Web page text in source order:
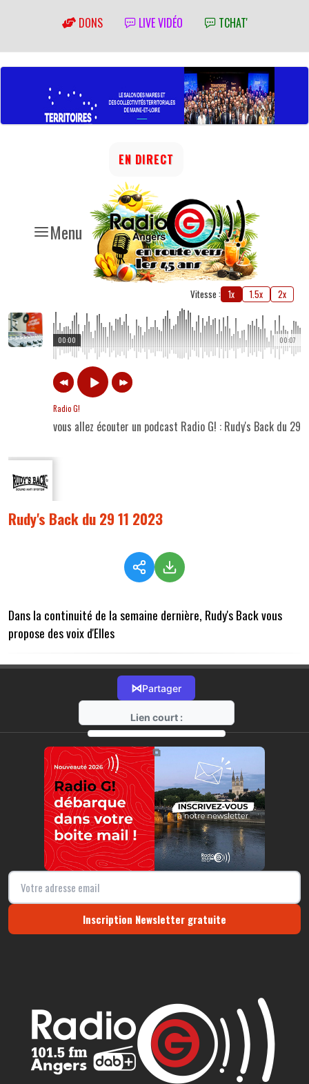
DONS LIVE VIDÉO TCHAT'
Menu
EN DIRECT
Vitesse : 1x 1.5x 2x
00:07
00:00
Radio G!
vous allez écouter un podcast Radio G! : Rudy's Back du 29
Rudy's Back du 29 11 2023
Dans la continuité de la semaine dernière, Rudy's Back vous
propose des voix d'Elles
⋈Partager
Lien court :
https://radio-g.fr?13306
⧉
Inscription Newsletter gratuite